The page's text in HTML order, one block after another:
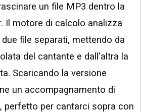
un file MP3 dentro la
Il motore di calcolo analizza
file separati, mettendo da
del cantante e dall'altra la
Scaricando la versione
un accompagnamento di
perfetto per cantarci sopra con